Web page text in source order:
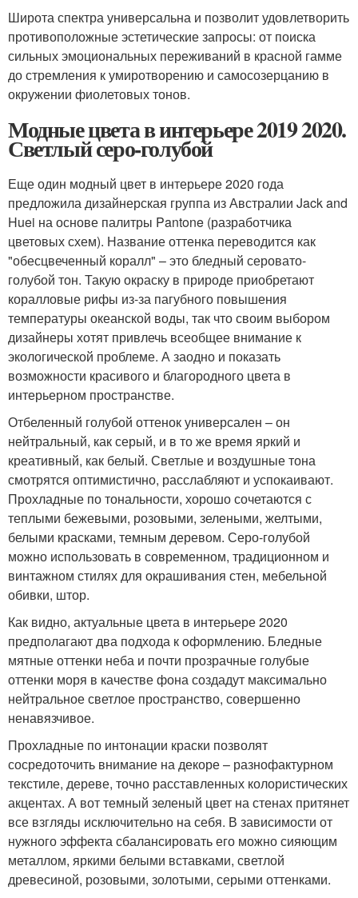
Широта спектра универсальна и позволит удовлетворить
противоположные эстетические запросы: от поиска
сильных эмоциональных переживаний в красной гамме
до стремления к умиротворению и самосозерцанию в
окружении фиолетовых тонов.
Модные цвета в интерьере 2019 2020.
Светлый серо-голубой
Еще один модный цвет в интерьере 2020 года
предложила дизайнерская группа из Австралии Jack and
Huei на основе палитры Pantone (разработчика
цветовых схем). Название оттенка переводится как
"обесцвеченный коралл" – это бледный серовато-
голубой тон. Такую окраску в природе приобретают
коралловые рифы из-за пагубного повышения
температуры океанской воды, так что своим выбором
дизайнеры хотят привлечь всеобщее внимание к
экологической проблеме. А заодно и показать
возможности красивого и благородного цвета в
интерьерном пространстве.
Отбеленный голубой оттенок универсален – он
нейтральный, как серый, и в то же время яркий и
креативный, как белый. Светлые и воздушные тона
смотрятся оптимистично, расслабляют и успокаивают.
Прохладные по тональности, хорошо сочетаются с
теплыми бежевыми, розовыми, зелеными, желтыми,
белыми красками, темным деревом. Серо-голубой
можно использовать в современном, традиционном и
винтажном стилях для окрашивания стен, мебельной
обивки, штор.
Как видно, актуальные цвета в интерьере 2020
предполагают два подхода к оформлению. Бледные
мятные оттенки неба и почти прозрачные голубые
оттенки моря в качестве фона создадут максимально
нейтральное светлое пространство, совершенно
ненавязчивое.
Прохладные по интонации краски позволят
сосредоточить внимание на декоре – разнофактурном
текстиле, дереве, точно расставленных колористических
акцентах. А вот темный зеленый цвет на стенах притянет
все взгляды исключительно на себя. В зависимости от
нужного эффекта сбалансировать его можно сияющим
металлом, яркими белыми вставками, светлой
древесиной, розовыми, золотыми, серыми оттенками.